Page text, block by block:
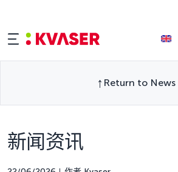
Return to News
新闻资讯